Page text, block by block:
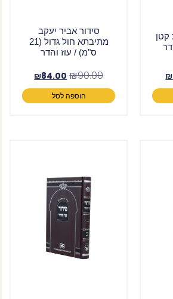
סידור אביר יעקב
מתיבתא חול גדול (21
ס"מ) / עוז והדר
₪90.00
₪84.00
הוספה לסל